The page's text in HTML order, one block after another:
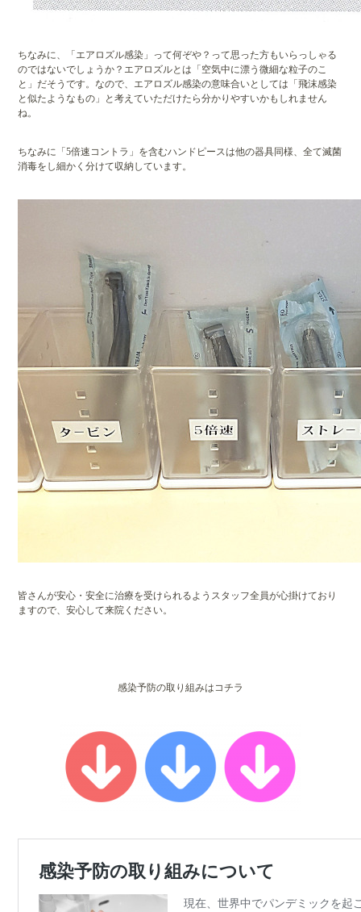
ちなみに、「エアロズル感染」って何ぞや？って思った方もいらっしゃる
のではないでしょうか？エアロズルとは「空気中に漂う微細な粒子のこ
と」だそうです。なので、エアロズル感染の意味合いとしては「飛沫感染
と似たようなもの」と考えていただけたら分かりやすいかもしれません
ね。
ちなみに「5倍速コントラ」を含むハンドピースは他の器具同様、全て滅菌
消毒をし細かく分けて収納しています。
皆さんが安心・安全に治療を受けられるようスタッフ全員が心掛けており
ますので、安心して来院ください。
感染予防の取り組みはコチラ